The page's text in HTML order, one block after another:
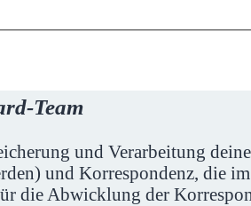
Team
und Verarbeitung
und Korrespondenz, die
die Abwicklung der